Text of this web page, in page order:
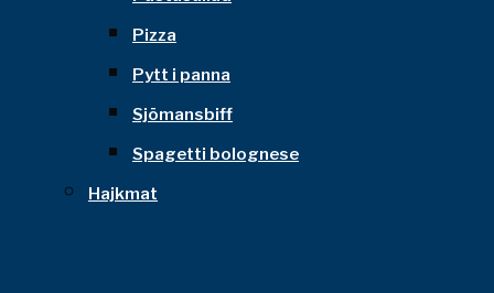
Pizza
Pytt i panna
Sjömansbiff
Spagetti bolognese
Hajkmat